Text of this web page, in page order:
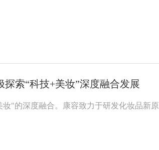
索“科技+美妆”深度融合发展
"的深度融合。康容致力于研发化妆品新原